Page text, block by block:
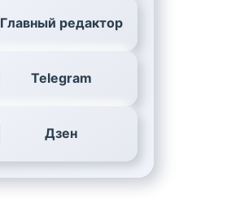
Главный редактор
Telegram
Дзен